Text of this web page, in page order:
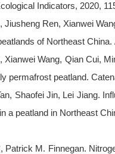
Indicators, 2020,
Jiusheng Ren, Xianwei
of Northeast China.
Wang, Qian Cui,
permafrost peatland.
Shaofei Jin, Lei Jiang.
a peatland in Northeast
Patrick M. Finnegan.